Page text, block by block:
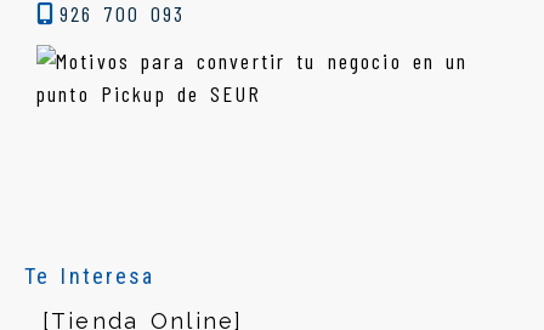
926 700 093
Te Interesa
[Tienda Online]